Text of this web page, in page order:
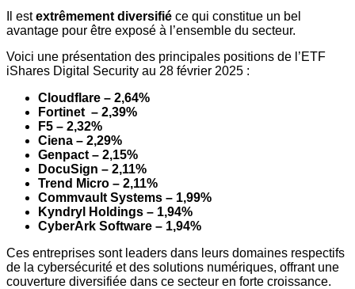
Il estextrêmement diversifié ce qui constitue un bel
avantage pour être exposé à l’ensemble du secteur.
Voici une présentation des principales positions de l’ETF
iShares Digital Security au 28 février 2025 :
Cloudflare – 2,64%
Fortinet – 2,39%
F5 – 2,32%
Ciena – 2,29%
Genpact – 2,15%
DocuSign – 2,11%
Trend Micro – 2,11%
Commvault Systems – 1,99%
Kyndryl Holdings – 1,94%
CyberArk Software – 1,94%
Ces entreprises sont leaders dans leurs domaines respectifs
de la cybersécurité et des solutions numériques, offrant une
couverture diversifiée dans ce secteur en forte croissance.